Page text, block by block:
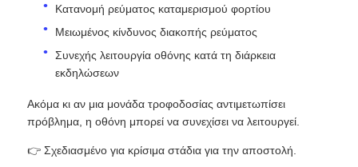
Κατανομή ρεύματος καταμερισμού φορτίου
Μειωμένος κίνδυνος διακοπής ρεύματος
Συνεχής λειτουργία οθόνης κατά τη διάρκεια
εκδηλώσεων
Ακόμα κι αν μια μονάδα τροφοδοσίας αντιμετωπίσει
πρόβλημα, η οθόνη μπορεί να συνεχίσει να λειτουργεί.
👉 Σχεδιασμένο για κρίσιμα στάδια για την αποστολή.